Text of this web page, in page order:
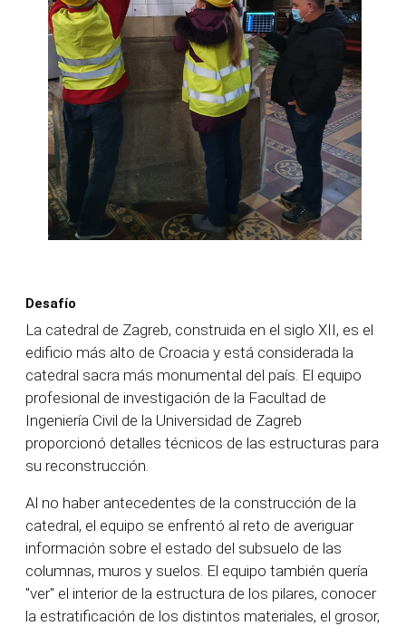
Desafío
La catedral de Zagreb, construida en el siglo XII, es el
edificio más alto de Croacia y está considerada la
catedral sacra más monumental del país. El equipo
profesional de investigación de la Facultad de
Ingeniería Civil de la Universidad de Zagreb
proporcionó detalles técnicos de las estructuras para
su reconstrucción.
Al no haber antecedentes de la construcción de la
catedral, el equipo se enfrentó al reto de averiguar
información sobre el estado del subsuelo de las
columnas, muros y suelos. El equipo también quería
"ver" el interior de la estructura de los pilares, conocer
la estratificación de los distintos materiales, el grosor,